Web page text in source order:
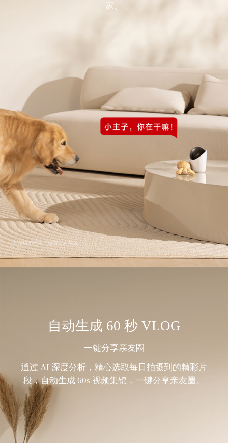
家。
* 该功能需用户设置方可生效
自动生成 60 秒 VLOG
一键分享亲友圈
通过 AI 深度分析，精心选取每日拍摄到的精彩片
段，自动生成 60s 视频集锦，一键分享亲友圈。